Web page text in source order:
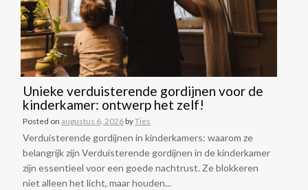
Unieke verduisterende gordijnen voor de
kinderkamer: ontwerp het zelf!
Posted on augustus 6, 2026byTies
Verduisterende gordijnen in kinderkamers: waarom ze
belangrijk zijn Verduisterende gordijnen in de kinderkamer
zijn essentieel voor een goede nachtrust. Ze blokkeren
niet alleen het licht, maar houden...